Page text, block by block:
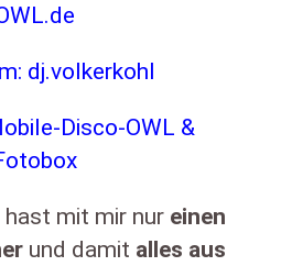
dj.volkerkohl
Disco-OWL &
hast mit mir nur einen
und damit alles aus